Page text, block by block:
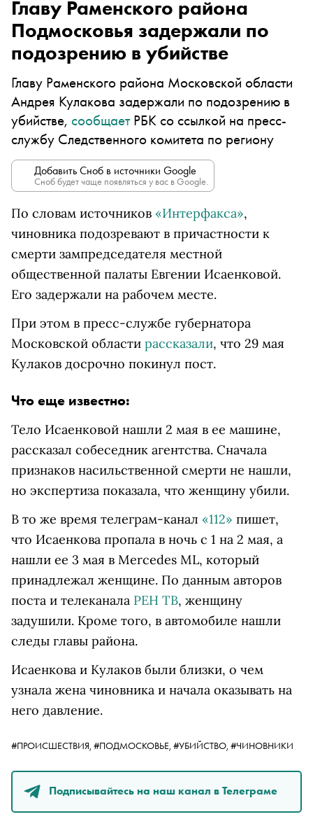
Главу Раменского района
Подмосковья задержали по
подозрению в убийстве
Главу Раменского района Московской области
Андрея Кулакова задержали по подозрению в
убийстве, сообщаетРБК со ссылкой на пресс-
службу Следственного комитета по региону
Добавить Сноб в источники Google
Сноб будет чаще появляться у вас в Google.
По словам источников «Интерфакса»,
чиновника подозревают в причастности к
смерти зампредседателя местной
общественной палаты Евгении Исаенковой.
Его задержали на рабочем месте.
При этом в пресс-службе губернатора
Московской области рассказали, что 29 мая
Кулаков досрочно покинул пост.
Что еще известно:
Тело Исаенковой нашли 2 мая в ее машине,
рассказал собеседник агентства. Сначала
признаков насильственной смерти не нашли,
но экспертиза показала, что женщину убили.
В то же время телеграм-канал «112» пишет,
что Исаенкова пропала в ночь с 1 на 2 мая, а
нашли ее 3 мая в Mercedes ML, который
принадлежал женщине. По данным авторов
поста и телеканала РЕН ТВ, женщину
задушили. Кроме того, в автомобиле нашли
следы главы района.
Исаенкова и Кулаков были близки, о чем
узнала жена чиновника и начала оказывать на
него давление.
#ПРОИСШЕСТВИЯ, #ПОДМОСКОВЬЕ, #УБИЙСТВО, #ЧИНОВНИКИ
Подписывайтесь на наш канал в Телеграме